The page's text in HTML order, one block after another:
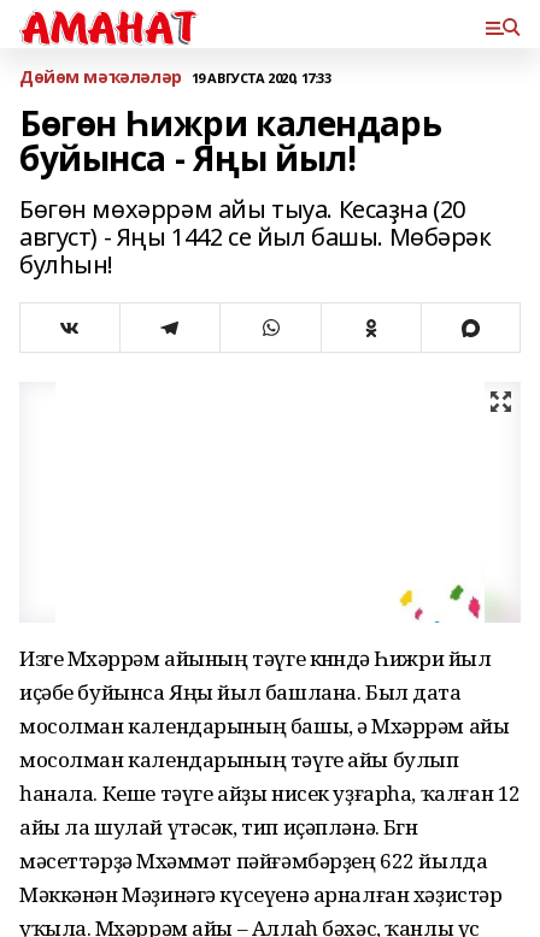
Дөйөм мәҡәләләр 19 АВГУСТА 2020, 17:33
Бөгөн Һижри календарь
буйынса - Яңы йыл!
Бөгөн мөхәррәм айы тыуа. Кесаҙна (20
август) - Яңы 1442 се йыл башы. Мөбәрәк
булһын!
Изге Мөхәррәм айының тәүге көнөндә Һижри йыл
иҫәбе буйынса Яңы йыл башлана. Был дата
мосолман календарының башы, ә Мөхәррәм айы
мосолман календарының тәүге айы булып
һанала. Кеше тәүге айҙы нисек уҙғарһа, ҡалған 12
айы ла шулай үтәсәк, тип иҫәпләнә. Бөгөн
мәсеттәрҙә Мөхәммәт пәйғәмбәрҙең 622 йылда
Мәккәнән Мәҙинәгә күсеүенә арналған хәҙистәр
уҡыла. Мөхәррәм айы – Аллаһ бәхәс, ҡанлы үс